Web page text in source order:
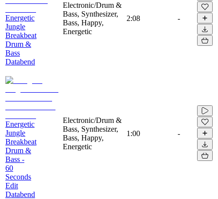
Energetic
Jungle
Breakbeat
Drum &
Bass
Databend
Electronic/Drum &
Bass, Synthesizer,
Bass, Happy,
Energetic
2:08 -
Energetic
Jungle
Breakbeat
Drum &
Bass -
60
Seconds
Edit
Databend
Electronic/Drum &
Bass, Synthesizer,
Bass, Happy,
Energetic
1:00 -